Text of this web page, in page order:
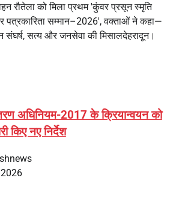
रौतेला को मिला प्रथम 'कुंवर प्रसून स्मृति
पत्रकारिता सम्मान–2026', वक्ताओं ने कहा—
सत्य और जनसेवा की मिसालदेहरादून।
अधिनियम-2017 के क्रियान्वयन को
किए नए निर्देश